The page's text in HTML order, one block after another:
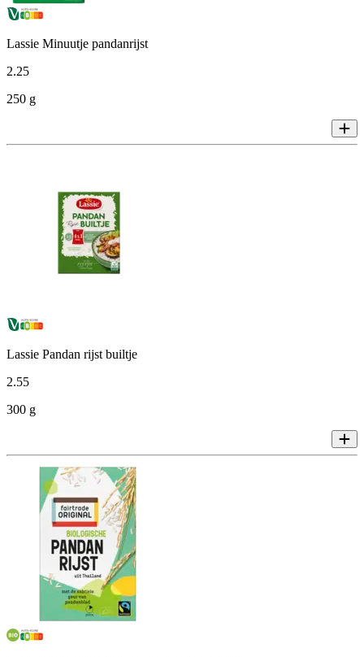
Lassie Minuutje pandanrijst
2.25
250 g
Lassie Pandan rijst builtje
2.55
300 g